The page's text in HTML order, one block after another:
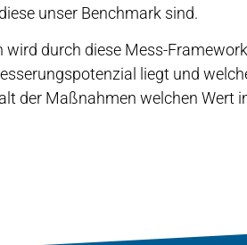
unser Benchmark sind.
wird durch diese Mess-
liegt und
der Maßnahmen welchen Wert